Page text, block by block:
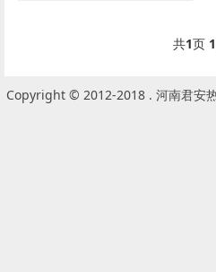
共1页 1
Copyright © 2012-2018 . 河南君